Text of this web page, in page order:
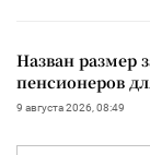
Назван размер
пенсионеров
9 августа 2026, 08:49